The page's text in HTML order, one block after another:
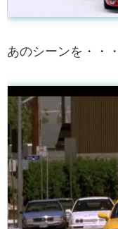
あのシーンを・・・